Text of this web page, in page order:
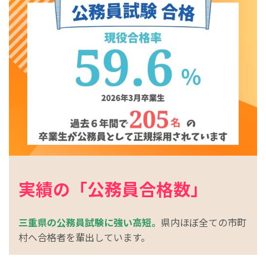
実績の「公務員合格数」
三重県の公務員試験に強い高短。 県内ほぼ全ての市町
村へ合格者を輩出しています。